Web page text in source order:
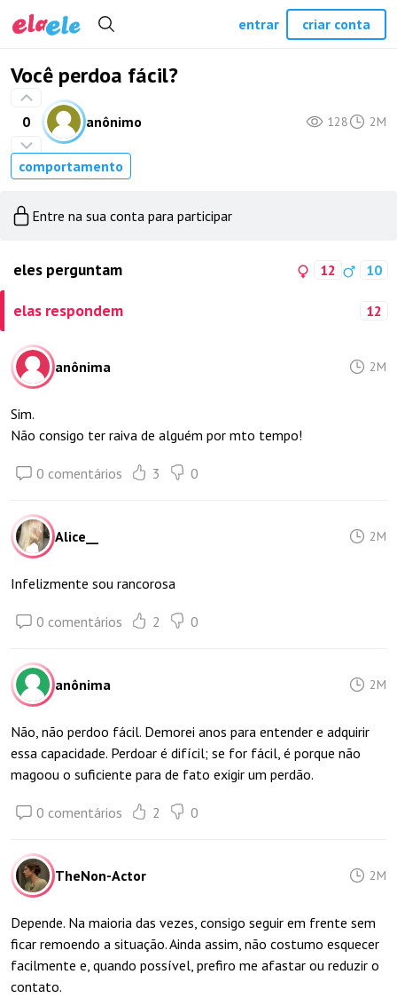
Você perdoa fácil?
0 anônimo 128 2M
comportamento
Entre na sua conta para participar
eles perguntam 12 10
elas respondem 12
anônima 2M
Sim.
Não consigo ter raiva de alguém por mto tempo!
0 comentários 3 0
Alice__ 2M
Infelizmente sou rancorosa
0 comentários 2 0
anônima 2M
Não, não perdoo fácil. Demorei anos para entender e adquirir
essa capacidade. Perdoar é difícil; se for fácil, é porque não
magoou o suficiente para de fato exigir um perdão.
0 comentários 2 0
TheNon-Actor 2M
Depende. Na maioria das vezes, consigo seguir em frente sem
ficar remoendo a situação. Ainda assim, não costumo esquecer
facilmente e, quando possível, prefiro me afastar ou reduzir o
contato.
entrar criar conta